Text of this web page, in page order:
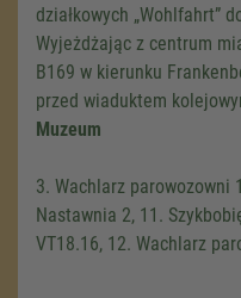
działkowych „Wohlfahrt”
Wyjeżdżając z centrum
B169 w kierunku
przed wiaduktem
Muzeum
3. Wachlarz parowozowni
Nastawnia 2, 11.
VT18.16, 12. Wachlarz